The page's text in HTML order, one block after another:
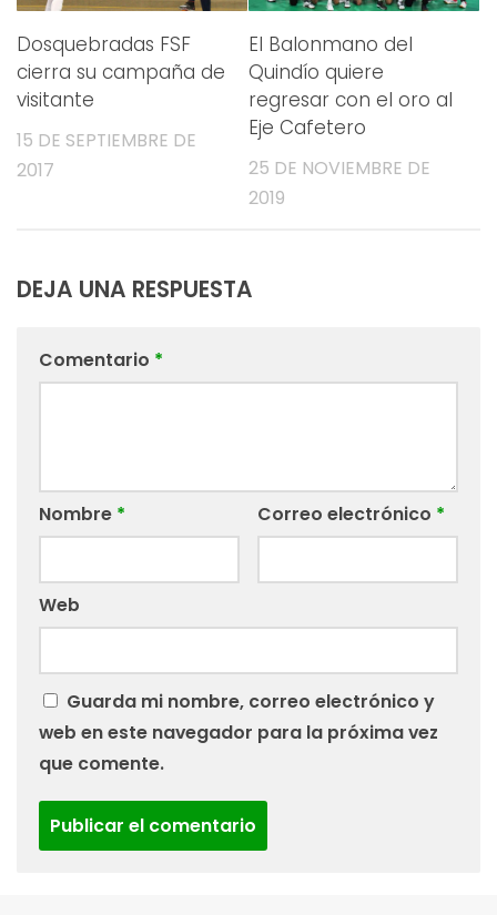
Dosquebradas FSF
cierra su campaña de
visitante
15 DE SEPTIEMBRE DE
2017
El Balonmano del
Quindío quiere
regresar con el oro al
Eje Cafetero
25 DE NOVIEMBRE DE
2019
DEJA UNA RESPUESTA
Comentario *
Nombre * Correo electrónico *
Web
Guarda mi nombre, correo electrónico y
web en este navegador para la próxima vez
que comente.